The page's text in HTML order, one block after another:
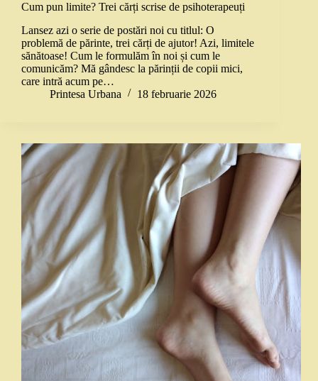
Cum pun limite? Trei cărți scrise de psihoterapeuți
Lansez azi o serie de postări noi cu titlul: O
problemă de părinte, trei cărți de ajutor! Azi, limitele
sănătoase! Cum le formulăm în noi și cum le
comunicăm? Mă gândesc la părinții de copii mici,
care intră acum pe…
Printesa Urbana
18 februarie 2026